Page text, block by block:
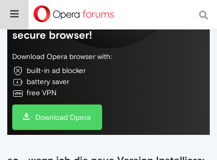
Do more on the web, with a fast and
secure browser!
Download Opera browser with:
built-in ad blocker
battery saver
free VPN
Download Opera